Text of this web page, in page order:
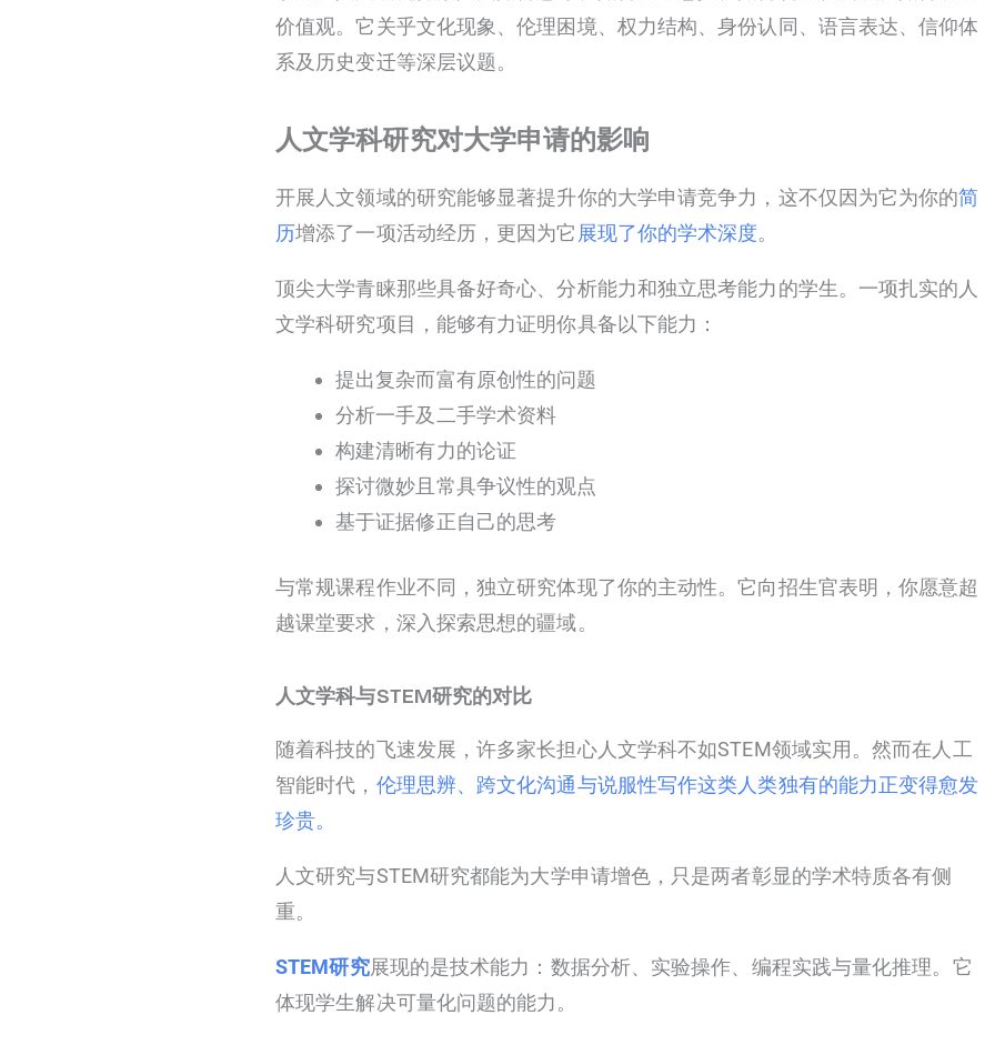
价值观。它关乎文化现象、伦理困境、权力结构、身份认同、语言表达、信仰体
系及历史变迁等深层议题。
人文学科研究对大学申请的影响
开展人文领域的研究能够显著提升你的大学申请竞争力，这不仅因为它为你的简
历增添了一项活动经历，更因为它 展现了你的学术深度。
顶尖大学青睐那些具备好奇心、分析能力和独立思考能力的学生。一项扎实的人
文学科研究项目，能够有力证明你具备以下能力：
提出复杂而富有原创性的问题
分析一手及二手学术资料
构建清晰有力的论证
探讨微妙且常具争议性的观点
基于证据修正自己的思考
与常规课程作业不同，独立研究体现了你的主动性。它向招生官表明，你愿意超
越课堂要求，深入探索思想的疆域。
人文学科与STEM研究的对比
随着科技的飞速发展，许多家长担心人文学科不如STEM领域实用。然而在人工
智能时代， 伦理思辨、跨文化沟通与说服性写作这类人类独有的能力正变得愈发
珍贵。
人文研究与STEM研究都能为大学申请增色，只是两者彰显的学术特质各有侧
重。
STEM研究展现的是技术能力：数据分析、实验操作、编程实践与量化推理。它
体现学生解决可量化问题的能力。